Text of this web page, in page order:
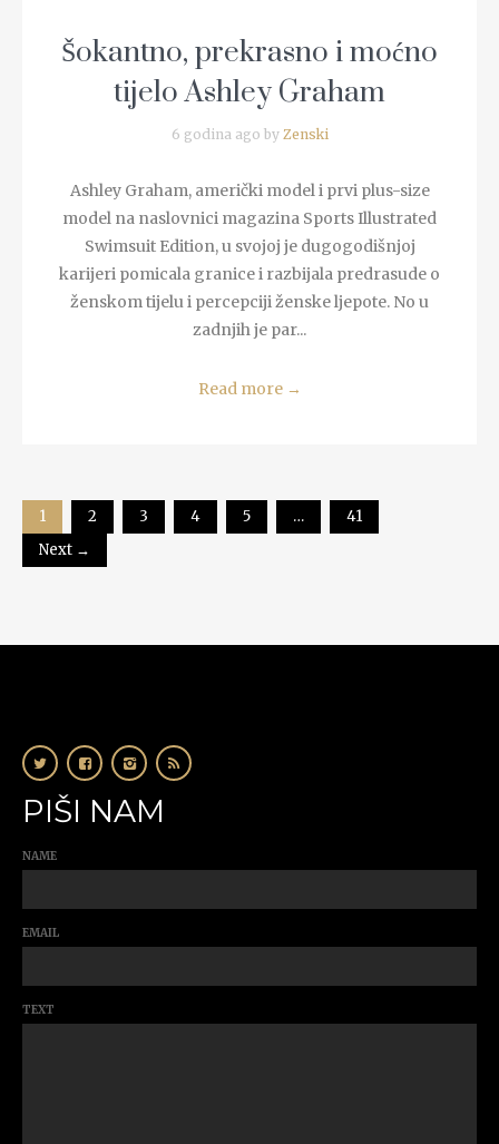
Šokantno, prekrasno i moćno
tijelo Ashley Graham
6 godina ago by Zenski
Ashley Graham, američki model i prvi plus-size
model na naslovnici magazina Sports Illustrated
Swimsuit Edition, u svojoj je dugogodišnjoj
karijeri pomicala granice i razbijala predrasude o
ženskom tijelu i percepciji ženske ljepote. No u
zadnjih je par...
Read more →
1 2 3 4 5 …
41
Next →
PIŠI NAM
NAME
EMAIL
TEXT